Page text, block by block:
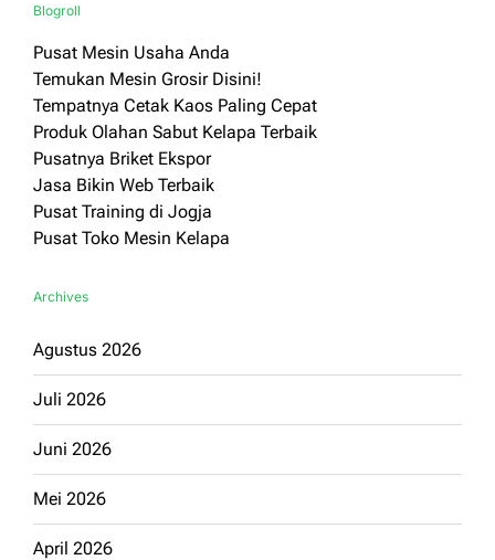
Blogroll
Pusat Mesin Usaha Anda
Temukan Mesin Grosir Disini!
Tempatnya Cetak Kaos Paling Cepat
Produk Olahan Sabut Kelapa Terbaik
Pusatnya Briket Ekspor
Jasa Bikin Web Terbaik
Pusat Training di Jogja
Pusat Toko Mesin Kelapa
Archives
Agustus 2026
Juli 2026
Juni 2026
Mei 2026
April 2026